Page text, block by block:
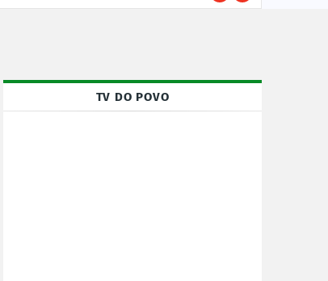
TV DO POVO